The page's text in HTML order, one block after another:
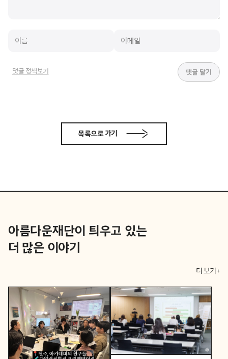
댓글 정책보기
목록으로 가기
아름다운재단이 틔우고 있는
더 많은 이야기
더 보기+